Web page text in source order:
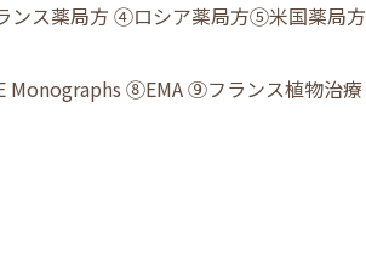
ス薬局方 ④ロシア薬局方➄米国薬局方
⑧EMA ⑨フランス植物治療